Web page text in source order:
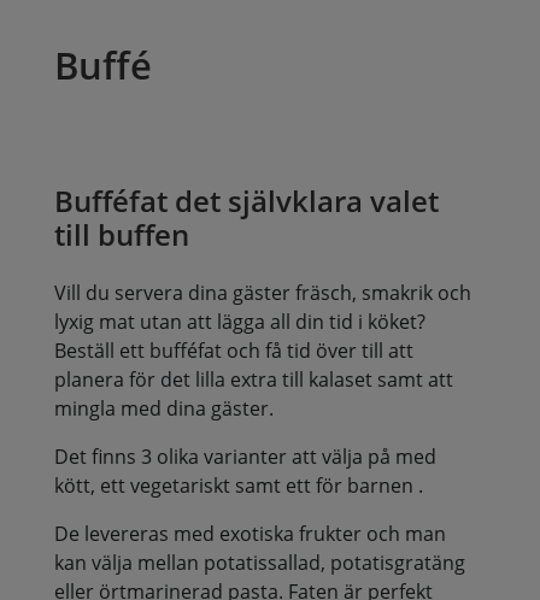
Buffé
Bufféfat det självklara valet
till buffen
Vill du servera dina gäster fräsch, smakrik och
lyxig mat utan att lägga all din tid i köket?
Beställ ett bufféfat och få tid över till att
planera för det lilla extra till kalaset samt att
mingla med dina gäster.
Det finns 3 olika varianter att välja på med
kött, ett vegetariskt samt ett för barnen .
De levereras med exotiska frukter och man
kan välja mellan potatissallad, potatisgratäng
eller örtmarinerad pasta. Faten är perfekt